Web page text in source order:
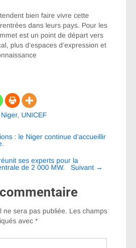
bien faire vivre cette
dans leurs pays. Pour les
est un point de départ vers
plus d’espaces d’expression et
Niger, UNICEF
: le Niger continue d’accueillir
ses experts pour la
de 2 000 MW. Suivant →
ne sera pas publiée. Les champs
avec *